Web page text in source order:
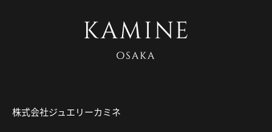
株式会社ジュエリーカミネ